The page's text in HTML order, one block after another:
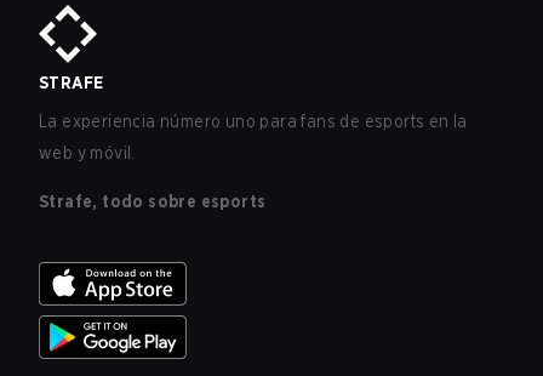
STRAFE
La experiencia número uno para fans de esports en la
web y móvil.
Strafe, todo sobre esports